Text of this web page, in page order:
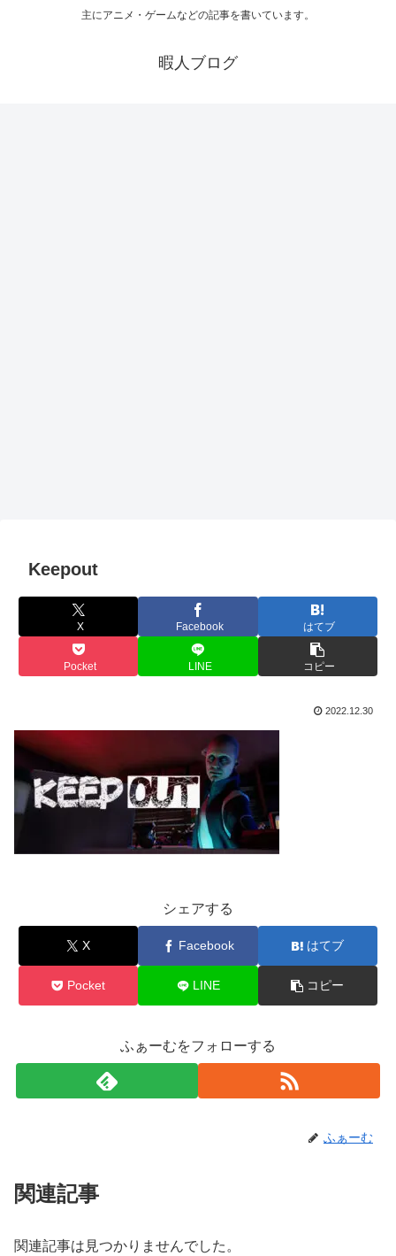
主にアニメ・ゲームなどの記事を書いています。
暇人ブログ
Keepout
X Facebook はてブ
Pocket LINE コピー
2022.12.30
シェアする
X Facebook はてブ
Pocket LINE コピー
ふぁーむをフォローする
ふぁーむ
関連記事
関連記事は見つかりませんでした。